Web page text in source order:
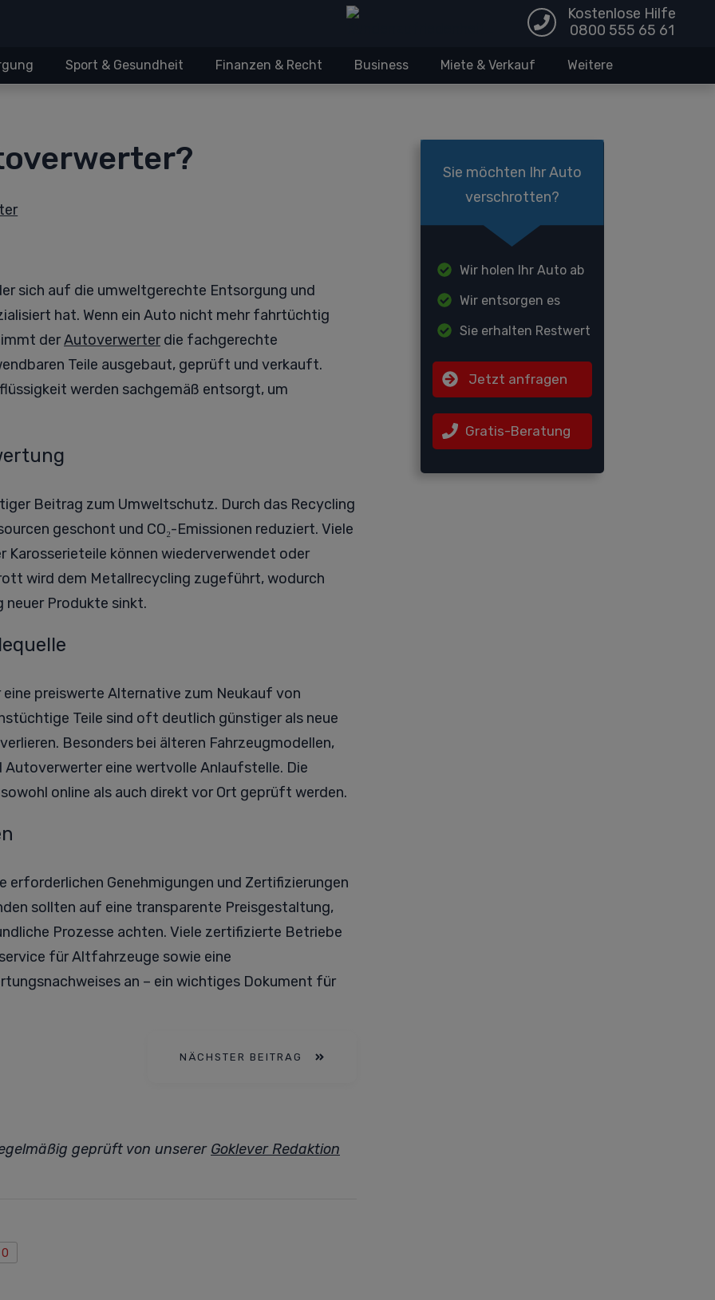
Kostenlose Hilfe
0800 555 65 61
Sport & Gesundheit Finanzen & Recht Business Miete & Verkauf Weitere
sich auf die umweltgerechte Entsorgung und
hat. Wenn ein Auto nicht mehr fahrtüchtig
derAutoverwerterdie fachgerechte
Teile ausgebaut, geprüft und verkauft.
werden sachgemäß entsorgt, um
Beitrag zum Umweltschutz. Durch das Recycling
geschont und CO₂-Emissionen reduziert. Viele
können wiederverwendet oder
wird dem Metallrecycling zugeführt, wodurch
neuer Produkte sinkt.
preiswerte Alternative zum Neukauf von
Teile sind oft deutlich günstiger als neue
Besonders bei älteren Fahrzeugmodellen,
Autoverwerter eine wertvolle Anlaufstelle. Die
online als auch direkt vor Ort geprüft werden.
Genehmigungen und Zertifizierungen
sollten auf eine transparente Preisgestaltung,
Prozesse achten. Viele zertifizierte Betriebe
für Altfahrzeuge sowie eine
an – ein wichtiges Dokument für
NÄCHSTER BEITRAG
geprüft von unserer Goklever Redaktion
0
Sie möchten Ihr Auto
verschrotten?
Wir holen Ihr Auto ab
Wir entsorgen es
Sie erhalten Restwert
Jetzt anfragen
Gratis-Beratung